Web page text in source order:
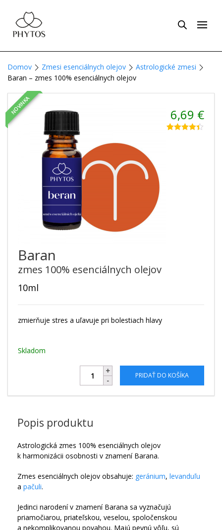
Domov Zmesi esenciálnych olejov
Astrologické zmesi
Baran – zmes 100% esenciálnych olejov
NOVINKA
Baran
zmes 100% esenciálnych olejov
10ml
zmierňuje stres a uľavuje pri bolestiach hlavy
6,69 €
Skladom
PRIDAŤ DO KOŠÍKA
Popis produktu
Astrologická zmes 100% esenciálnych olejov
k harmonizácii osobnosti v znamení Barana.
Zmes esenciálnych olejov obsahuje: geránium, levanduľu
a pačuli.
Jedinci narodení v znamení Barana sa vyznačujú
priamočiarou, priateľskou, veselou, spoločenskou
a nekomplikovanou povahou. Majú pevnú vôľu, sú